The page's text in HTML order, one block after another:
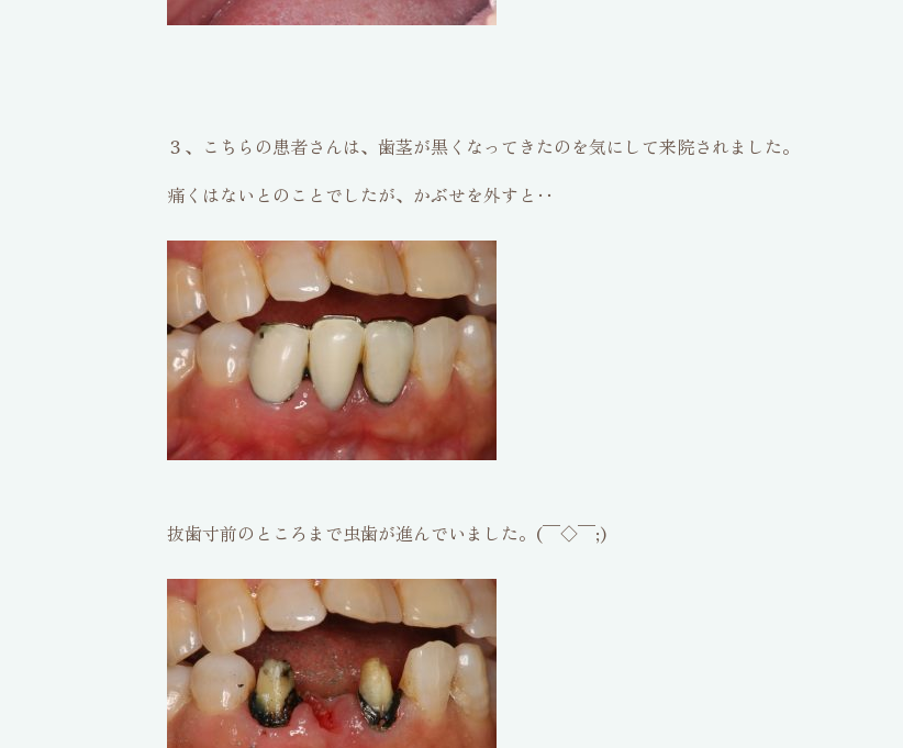
３、こちらの患者さんは、歯茎が黒くなってきたのを気にして来院されました。
痛くはないとのことでしたが、かぶせを外すと‥
抜歯寸前のところまで虫歯が進んでいました。(￣◇￣;)